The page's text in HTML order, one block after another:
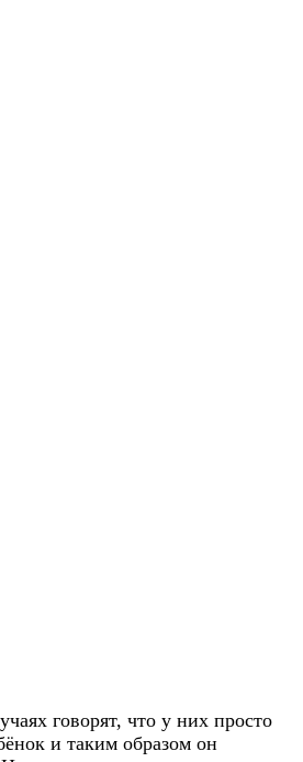
говорят, что у них просто
и таким образом он